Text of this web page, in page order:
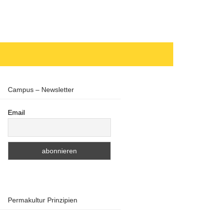
Campus – Newsletter
Email
Permakultur Prinzipien